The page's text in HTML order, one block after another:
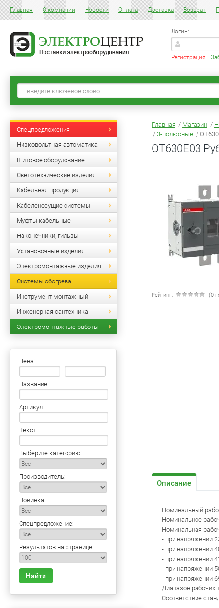
Главная О компании Новости Оплата Доставка Возврат
Логин:
Регистрация
Спецпредложения
Низковольтная автоматика
Щитовое оборудование
Светотехнические изделия
Кабельная продукция
Кабеленесущие системы
Муфты кабельные
Наконечники, гильзы
Установочные изделия
Электромонтажные изделия
Системы обогрева
Инструмент монтажный
Инженерная сантехника
Электромонтажные работы
Цена:
Название:
Артикул:
Текст:
Выберите категорию:
Производитель:
Новинка:
Спецпредложение:
Результатов на странице:
Найти
Главная / Магазин /
/ 3-полюсные /
OT630E03
Рейтинг: (0
Описание
Номинальный
Номинальное
Номинальная
- при напряжении
- при напряжении
- при напряжении
- при напряжении
- при напряжении
Диапазон рабочих
Соответствие